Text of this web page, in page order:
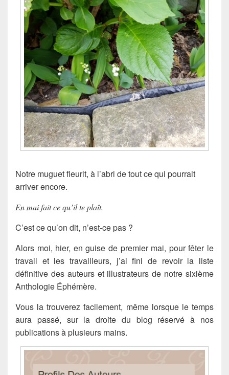
Notre muguet fleurit, à l’abri de tout ce qui pourrait
arriver encore.
En mai fait ce qu’il te plaît.
C’est ce qu’on dit, n’est-ce pas ?
Alors moi, hier, en guise de premier mai, pour fêter le
travail et les travailleurs, j’ai fini de revoir la liste
définitive des auteurs et illustrateurs de notre sixième
Anthologie Éphémère.
Vous la trouverez facilement, même lorsque le temps
aura passé, sur la droite du blog réservé à nos
publications à plusieurs mains.